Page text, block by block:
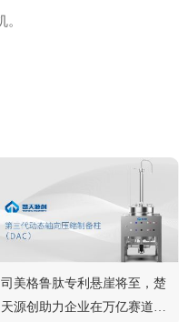
司美格鲁肽专利悬崖将至，楚
天源创助力企业在万亿赛道中